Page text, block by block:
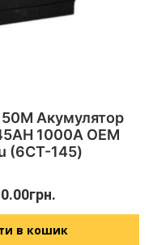
Акумулятор
1000A OEM
(6СТ-145)
0.00грн.
в кошик